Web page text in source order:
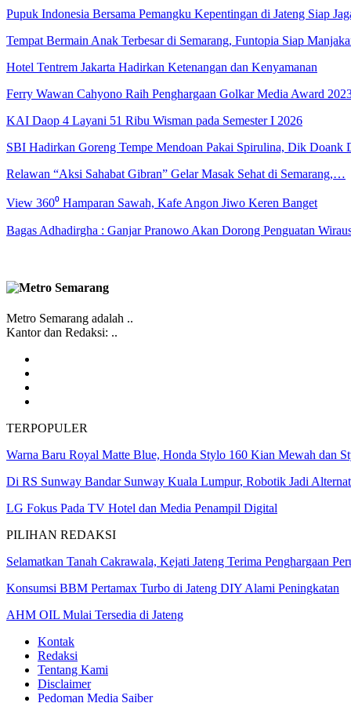
Pupuk Indonesia Bersama Pemangku Kepentingan di Jateng Siap
Tempat Bermain Anak Terbesar di Semarang, Funtopia Siap
Hotel Tentrem Jakarta Hadirkan Ketenangan dan Kenyamanan
Ferry Wawan Cahyono Raih Penghargaan Golkar Media Award
KAI Daop 4 Layani 51 Ribu Wisman pada Semester I 2026
SBI Hadirkan Goreng Tempe Mendoan Pakai Spirulina, Dik Doank
Relawan “Aksi Sahabat Gibran” Gelar Masak Sehat di Semarang,…
View 360⁰ Hamparan Sawah, Kafe Angon Jiwo Keren Banget
Bagas Adhadirgha : Ganjar Pranowo Akan Dorong Penguatan
Metro Semarang adalah ..
Kantor dan Redaksi: ..
TERPOPULER
Warna Baru Royal Matte Blue, Honda Stylo 160 Kian Mewah dan
Di RS Sunway Bandar Sunway Kuala Lumpur, Robotik Jadi
LG Fokus Pada TV Hotel dan Media Penampil Digital
PILIHAN REDAKSI
Selamatkan Tanah Cakrawala, Kejati Jateng Terima Penghargaan
Konsumsi BBM Pertamax Turbo di Jateng DIY Alami Peningkatan
AHM OIL Mulai Tersedia di Jateng
Kontak
Redaksi
Tentang Kami
Disclaimer
Pedoman Media Saiber